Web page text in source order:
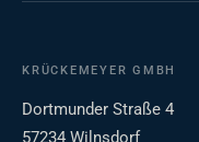
KRÜCKEMEYER GMBH
Dortmunder Straße 4
57234 Wilnsdorf